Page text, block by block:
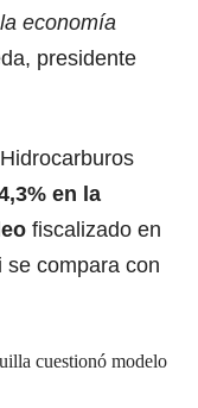
economía
presidente
en la
fiscalizado en
se compara con
cuestionó modelo